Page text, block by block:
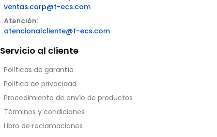
ventas.corp@t-ecs.com
Atención:
atencionalcliente@t-ecs.com
Servicio al cliente
Políticas de garantía
Política de privacidad
Procedimiento de envío de productos
Términos y condiciones
Libro de reclamaciones